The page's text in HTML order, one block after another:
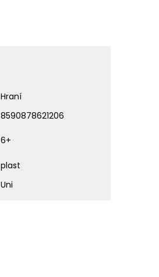
Hraní
8590878621206
6+
plast
Uni